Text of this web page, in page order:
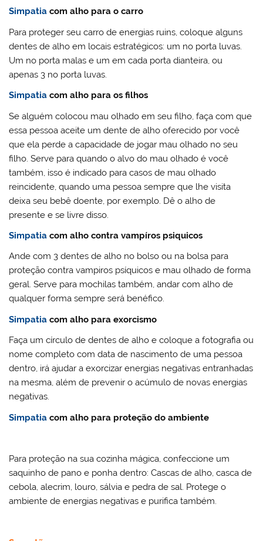
Simpatia com alho para o carro
Para proteger seu carro de energias ruins, coloque alguns
dentes de alho em locais estratégicos: um no porta luvas.
Um no porta malas e um em cada porta dianteira, ou
apenas 3 no porta luvas.
Simpatia com alho para os filhos
Se alguém colocou mau olhado em seu filho, faça com que
essa pessoa aceite um dente de alho oferecido por você
que ela perde a capacidade de jogar mau olhado no seu
filho. Serve para quando o alvo do mau olhado é você
também, isso é indicado para casos de mau olhado
reincidente, quando uma pessoa sempre que lhe visita
deixa seu bebê doente, por exemplo. Dê o alho de
presente e se livre disso.
Simpatia com alho contra vampíros psiquicos
Ande com 3 dentes de alho no bolso ou na bolsa para
proteção contra vampiros psíquicos e mau olhado de forma
geral. Serve para mochilas também, andar com alho de
qualquer forma sempre será benéfico.
Simpatia com alho para exorcismo
Faça um círculo de dentes de alho e coloque a fotografia ou
nome completo com data de nascimento de uma pessoa
dentro, irá ajudar a exorcizar energias negativas entranhadas
na mesma, além de prevenir o acúmulo de novas energias
negativas.
Simpatia com alho para proteção do ambiente
Para proteção na sua cozinha mágica, confeccione um
saquinho de pano e ponha dentro: Cascas de alho, casca de
cebola, alecrim, louro, sálvia e pedra de sal. Protege o
ambiente de energias negativas e purifica também.